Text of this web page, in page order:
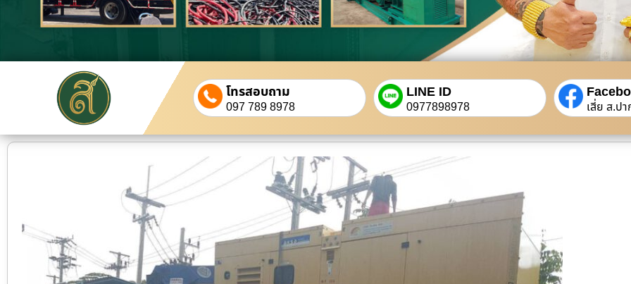
โทรสอบถาม
097 789 8978
LINE ID
0977898978 เสี่ย ส.ป